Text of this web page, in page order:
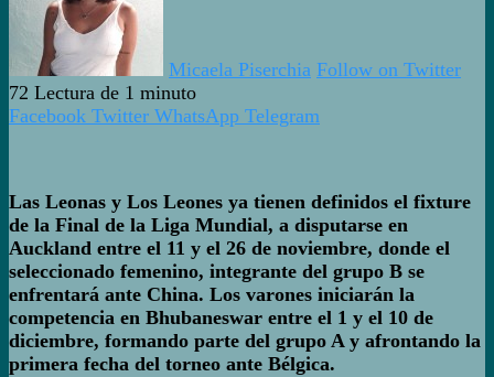
Micaela Piserchia Follow on Twitter
72 Lectura de 1 minuto
Facebook Twitter WhatsApp Telegram
Las Leonas y Los Leones ya tienen definidos el fixture
de la Final de la Liga Mundial, a disputarse en
Auckland entre el 11 y el 26 de noviembre, donde el
seleccionado femenino, integrante del grupo B se
enfrentará ante China. Los varones iniciarán la
competencia en Bhubaneswar entre el 1 y el 10 de
diciembre, formando parte del grupo A y afrontando la
primera fecha del torneo ante Bélgica.